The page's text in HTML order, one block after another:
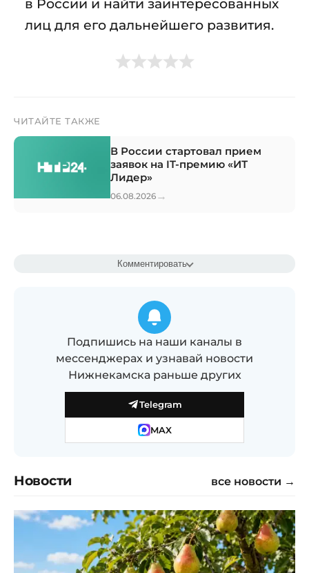
лиц для его дальнейшего развития.
ЧИТАЙТЕ ТАКЖЕ
В России стартовал прием
заявок на IT-премию «ИТ
Лидер»
06.08.2026 →
Комментировать
Подпишись на наши каналы в
мессенджерах и узнавай новости
Нижнекамска раньше других
Telegram
MAX
Новости все новости →